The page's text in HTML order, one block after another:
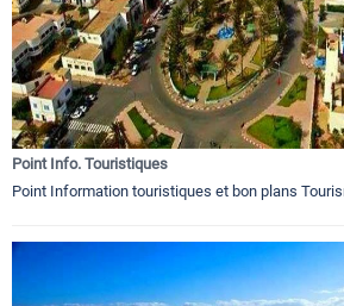
Point Info. Touristiques
Point Information touristiques et bon plans